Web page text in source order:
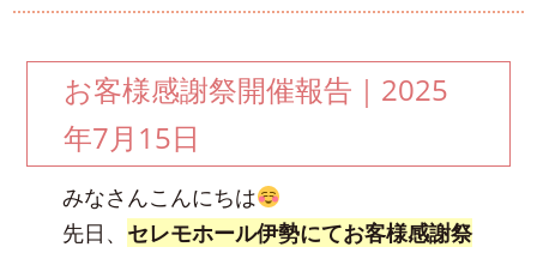
お客様感謝祭開催報告｜2025
年7月15日
みなさんこんにちは
先日、 セレモホール伊勢にてお客様感謝祭